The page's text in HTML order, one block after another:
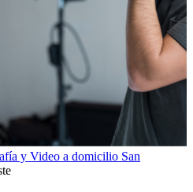
y Video a domicilio San